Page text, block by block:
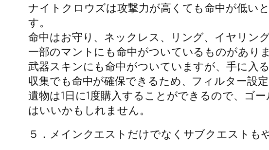
ナイトクロウズは攻撃力が高くても命中が低い
す。
命中はお守り、ネックレス、リング、イヤリン
一部のマントにも命中がついているものがありま
武器スキンにも命中がついていますが、手に入
収集でも命中が確保できるため、フィルター設
遺物は1日に1度購入することができるので、ゴ
はいいかもしれません。
５．メインクエストだけでなくサブクエストも